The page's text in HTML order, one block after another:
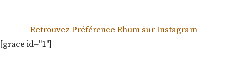
Retrouvez Préférence Rhum sur Instagram
[grace id="1"]